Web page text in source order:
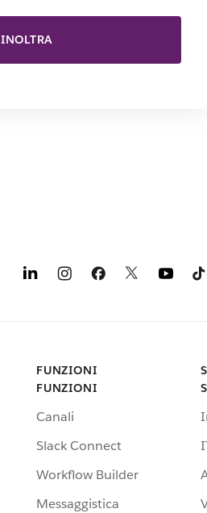
INOLTRA
FUNZIONI
FUNZIONI
Canali
Slack Connect
Workflow Builder
Messaggistica